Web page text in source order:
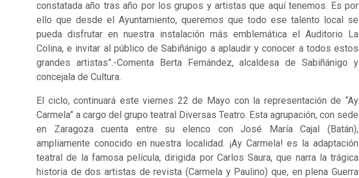
constatada año tras año por los grupos y artistas que aquí tenemos. Es por
ello que desde el Ayuntamiento, queremos que todo ese talento local se
pueda disfrutar en nuestra instalación más emblemática el Auditorio La
Colina, e invitar al público de Sabiñánigo a aplaudir y conocer a todos estos
grandes artistas”.-Comenta Berta Fernández, alcaldesa de Sabiñánigo y
concejala de Cultura.
El ciclo, continuará este viernes 22 de Mayo con la representación de “Ay
Carmela” a cargo del grupo teatral Diversas Teatro. Esta agrupación, con sede
en Zaragoza cuenta entre su elenco con José María Cajal (Batán),
ampliamente conocido en nuestra localidad. ¡Ay Carmela! es la adaptación
teatral de la famosa película, dirigida por Carlos Saura, que narra la trágica
historia de dos artistas de revista (Carmela y Paulino) que, en plena Guerra